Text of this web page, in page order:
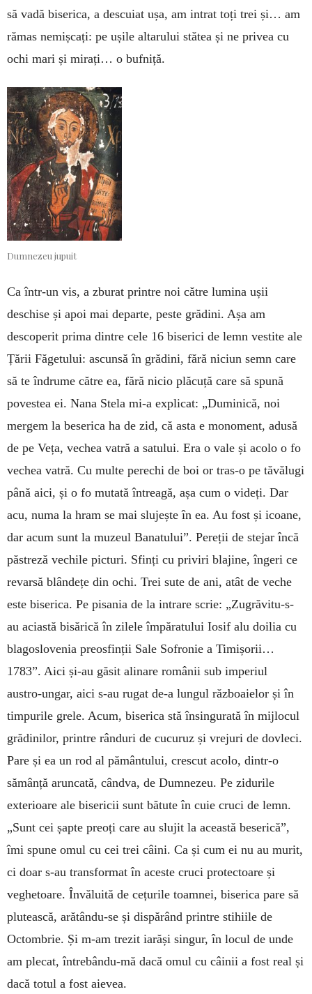
să vadă biserica, a descuiat ușa, am intrat toți trei și… am
rămas nemișcați: pe ușile altarului stătea și ne privea cu
ochi mari și mirați… o bufniță.
Dumnezeu jupuit
Ca într-un vis, a zburat printre noi către lumina ușii
deschise și apoi mai departe, peste grădini. Așa am
descoperit prima dintre cele 16 biserici de lemn vestite ale
Țării Făgetului: ascunsă în grădini, fără niciun semn care
să te îndrume către ea, fără nicio plăcuță care să spună
povestea ei. Nana Stela mi-a explicat: „Duminică, noi
mergem la beserica ha de zid, că asta e monoment, adusă
de pe Veța, vechea vatră a satului. Era o vale și acolo o fo
vechea vatră. Cu multe perechi de boi or tras-o pe tăvălugi
până aici, și o fo mutată întreagă, așa cum o videți. Dar
acu, numa la hram se mai slujește în ea. Au fost și icoane,
dar acum sunt la muzeul Banatului”. Pereții de stejar încă
păstreză vechile picturi. Sfinți cu priviri blajine, îngeri ce
revarsă blândețe din ochi. Trei sute de ani, atât de veche
este biserica. Pe pisania de la intrare scrie: „Zugrăvitu-s-
au aciastă bisărică în zilele împăratului Iosif alu doilia cu
blagoslovenia preosfinții Sale Sofronie a Timișorii…
1783”. Aici și-au găsit alinare românii sub imperiul
austro-ungar, aici s-au rugat de-a lungul războaielor și în
timpurile grele. Acum, biserica stă însingurată în mijlocul
grădinilor, printre rânduri de cucuruz și vrejuri de dovleci.
Pare și ea un rod al pământului, crescut acolo, dintr-o
sămânță aruncată, cândva, de Dumnezeu. Pe zidurile
exterioare ale bisericii sunt bătute în cuie cruci de lemn.
„Sunt cei șapte preoți care au slujit la această beserică”,
îmi spune omul cu cei trei câini. Ca și cum ei nu au murit,
ci doar s-au transformat în aceste cruci protectoare și
veghetoare. Învăluită de cețurile toamnei, biserica pare să
plutească, arătân­du-se și dispărând printre stihiile de
Octombrie. Și m-am trezit iarăși singur, în locul de unde
am plecat, întrebându-mă dacă omul cu câinii a fost real și
dacă totul a fost aievea.